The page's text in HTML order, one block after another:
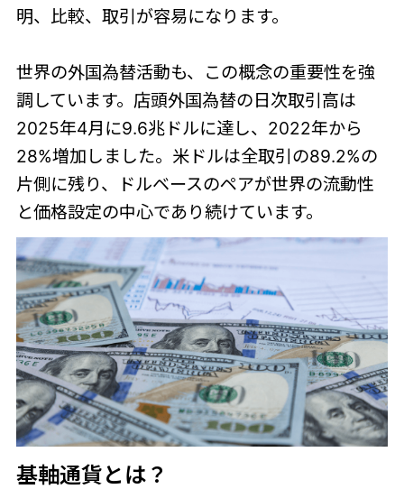
明、比較、取引が容易になります。
世界の外国為替活動も、この概念の重要性を強
調しています。店頭外国為替の日次取引高は
2025年4月に9.6兆ドルに達し、2022年から
28%増加しました。米ドルは全取引の89.2%の
片側に残り、ドルベースのペアが世界の流動性
と価格設定の中心であり続けています。
基軸通貨とは？